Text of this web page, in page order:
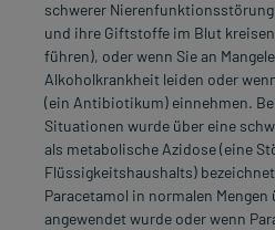
schwerer
und ihre Giftstoffe im Blut
führen), oder wenn Sie an
Alkoholkrankheit leiden oder
(ein Antibiotikum) einnehmen.
Situationen wurde über eine
als metabolische Azidose (eine
Flüssigkeitshaushalts)
Paracetamol in normalen
angewendet wurde oder wenn